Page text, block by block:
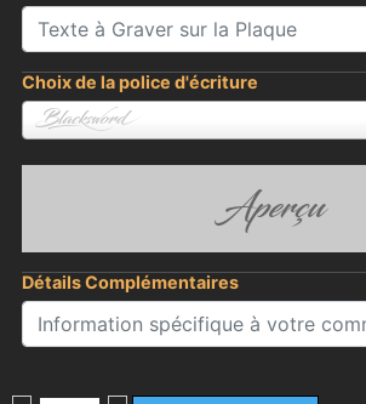
Choix de la police d'écriture
Blacksword
Aperçu
Détails Complémentaires